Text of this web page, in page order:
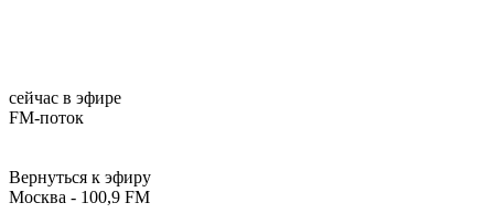
сейчас в эфире
FM-поток
Вернуться к эфиру
Москва - 100,9 FM